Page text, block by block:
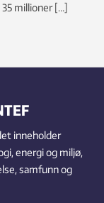
millioner […]
inneholder
energi og miljø,
samfunn og